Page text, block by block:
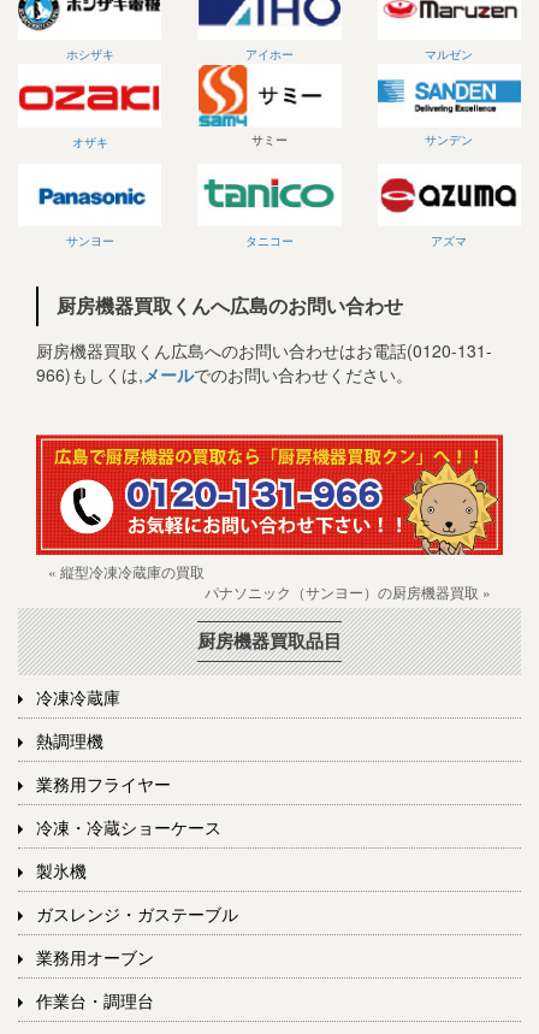
ホシザキ アイホー マルゼン
オザキ サミー サンデン
サンヨー タニコー アズマ
厨房機器買取くんへ広島のお問い合わせ
厨房機器買取くん広島へのお問い合わせはお電話(0120-131-
966)もしくは,メールでのお問い合わせください。
« 縦型冷凍冷蔵庫の買取
パナソニック（サンヨー）の厨房機器買取 »
厨房機器買取品目
冷凍冷蔵庫
熱調理機
業務用フライヤー
冷凍・冷蔵ショーケース
製氷機
ガスレンジ・ガステーブル
業務用オーブン
作業台・調理台